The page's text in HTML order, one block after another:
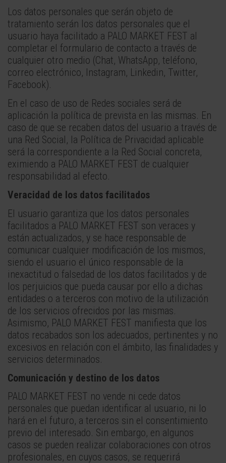
Los datos personales que serán objeto de
tratamiento serán los datos personales que el
usuario haya facilitado a PALO MARKET FEST al
completar el formulario de contacto a través de
cualquier otro medio (Chat, WhatsApp, teléfono,
correo electrónico, Instagram, Linkedin, Twitter,
Facebook).
En el caso de uso de Redes sociales será de
aplicación la política de prevista en las mismas. En
caso de que se recaben datos del usuario a través de
una Red Social, la Política de Privacidad aplicable
será la correspondiente a la Red Social concreta,
eximiendo a PALO MARKET FEST de cualquier
responsabilidad al efecto.
Veracidad de los datos facilitados
El usuario garantiza que los datos personales
facilitados a PALO MARKET FEST son veraces y
están actualizados, y se hace responsable de
comunicar cualquier modificación de los mismos,
siendo el usuario el único responsable de la
inexactitud o falsedad de los datos facilitados y de
los perjuicios que pueda causar por ello a dichas
entidades o a terceros con motivo de la utilización
de los servicios ofrecidos por las mismas.
Asimismo, PALO MARKET FEST manifiesta que los
datos recabados son los adecuados, pertinentes y no
excesivos en relación con el ámbito, las finalidades y
servicios determinados.
Comunicación y destino de los datos
PALO MARKET FEST no vende ni cede datos
personales que puedan identificar al usuario, ni lo
hará en el futuro, a terceros sin el consentimiento
previo del interesado. Sin embargo, en algunos
casos se pueden realizar colaboraciones con otros
profesionales, en cuyos casos, se requerirá